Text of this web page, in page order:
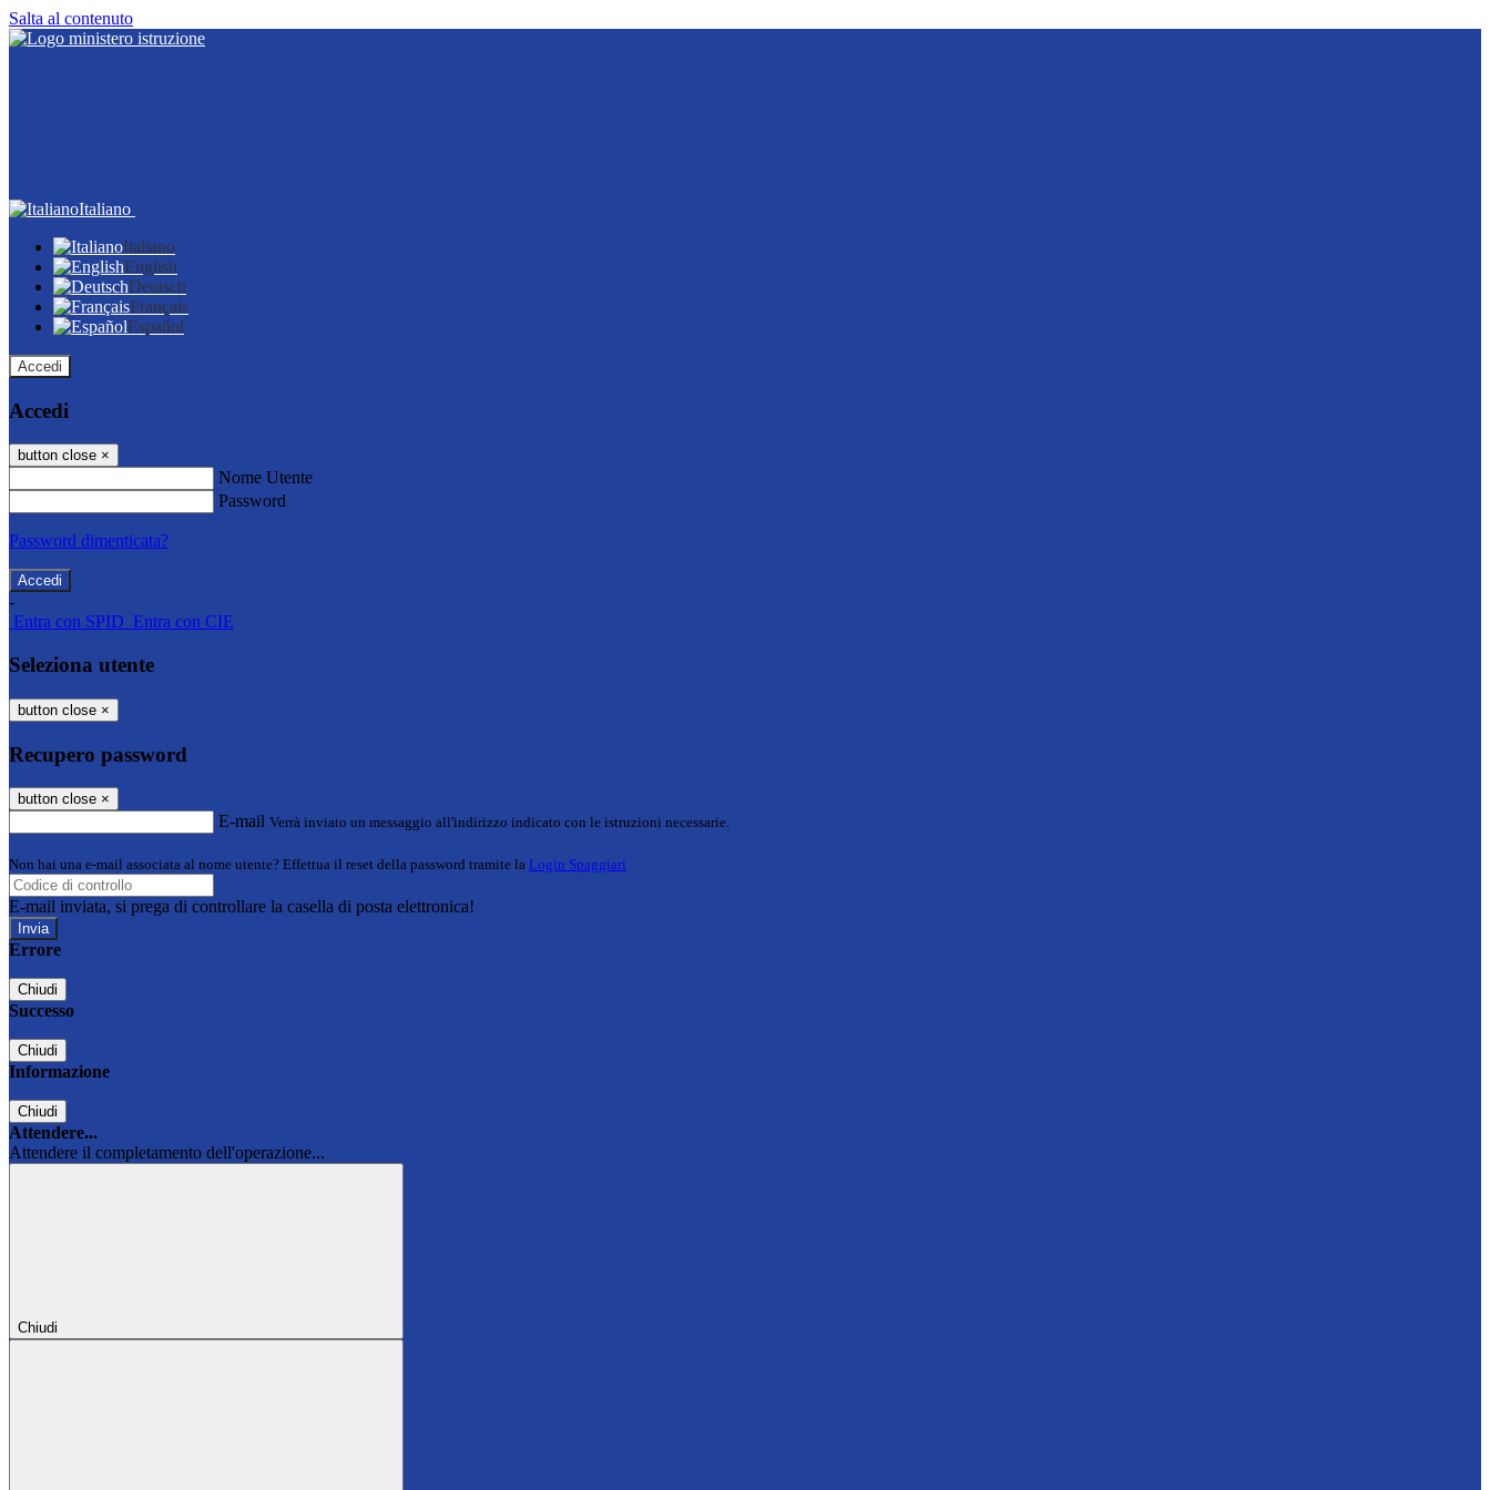
Salta al contenuto
Italiano
Italiano
English
Deutsch
Français
Español
Accedi
Accedi
button close ×
Nome Utente
Password
Password dimenticata?
-
Entra con SPID Entra con CIE
Seleziona utente
button close ×
Recupero password
button close ×
E-mail Verrà inviato un messaggio all'indirizzo indicato con le istruzioni necessarie.
Non hai una e-mail associata al nome utente? Effettua il reset della password tramite la Login Spaggiari
E-mail inviata, si prega di controllare la casella di posta elettronica!
Errore
Chiudi
Successo
Chiudi
Informazione
Chiudi
Attendere...
Attendere il completamento dell'operazione...
Chiudi